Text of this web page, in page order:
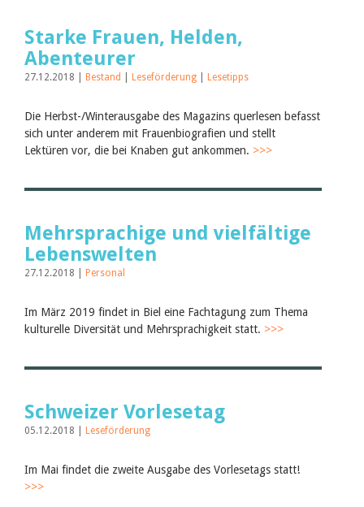
2021
2020
2019
2016
2015
2014
Starke Frauen, Helden,
Abenteurer
27.12.2018 | Bestand Leseförderung Lesetipps
Die Herbst-/Winterausgabe des Magazins querlesen befasst
sich unter anderem mit Frauenbiografien und stellt
Lektüren vor, die bei Knaben gut ankommen. >>>
Mehrsprachige und vielfältige
Lebenswelten
27.12.2018 | Personal
Im März 2019 findet in Biel eine Fachtagung zum Thema
kulturelle Diversität und Mehrsprachigkeit statt. >>>
Schweizer Vorlesetag
05.12.2018 | Leseförderung
Im Mai findet die zweite Ausgabe des Vorlesetags statt!
>>>